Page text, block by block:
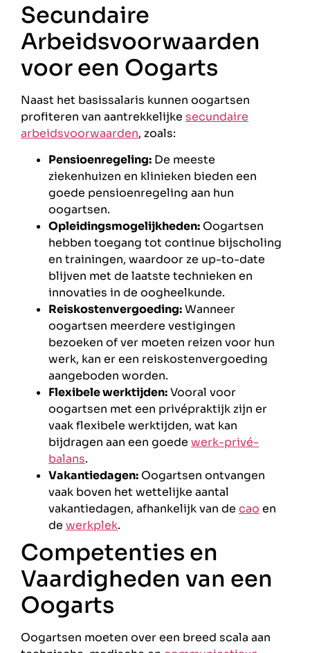
Secundaire
Arbeidsvoorwaarden
voor een Oogarts
Naast het basissalaris kunnen oogartsen
profiteren van aantrekkelijke secundaire
arbeidsvoorwaarden, zoals:
Pensioenregeling: De meeste
ziekenhuizen en klinieken bieden een
goede pensioenregeling aan hun
oogartsen.
Opleidingsmogelijkheden: Oogartsen
hebben toegang tot continue bijscholing
en trainingen, waardoor ze up-to-date
blijven met de laatste technieken en
innovaties in de oogheelkunde.
Reiskostenvergoeding:Wanneer
oogartsen meerdere vestigingen
bezoeken of ver moeten reizen voor hun
werk, kan er een reiskostenvergoeding
aangeboden worden.
Flexibele werktijden:Vooral voor
oogartsen met een privépraktijk zijn er
vaak flexibele werktijden, wat kan
bijdragen aan een goede werk-privé-
balans.
Vakantiedagen: Oogartsen ontvangen
vaak boven het wettelijke aantal
vakantiedagen, afhankelijk van de cao en
de werkplek.
Competenties en
Vaardigheden van een
Oogarts
Oogartsen moeten over een breed scala aan